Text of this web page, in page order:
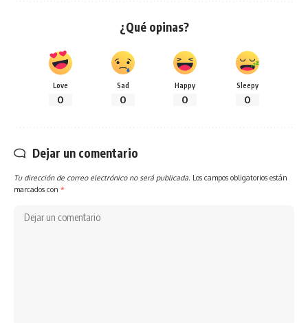
¿Qué opinas?
Love
0
Sad
0
Happy
0
Sleepy
0
Dejar un comentario
Tu dirección de correo electrónico no será publicada. Los campos obligatorios están
marcados con *